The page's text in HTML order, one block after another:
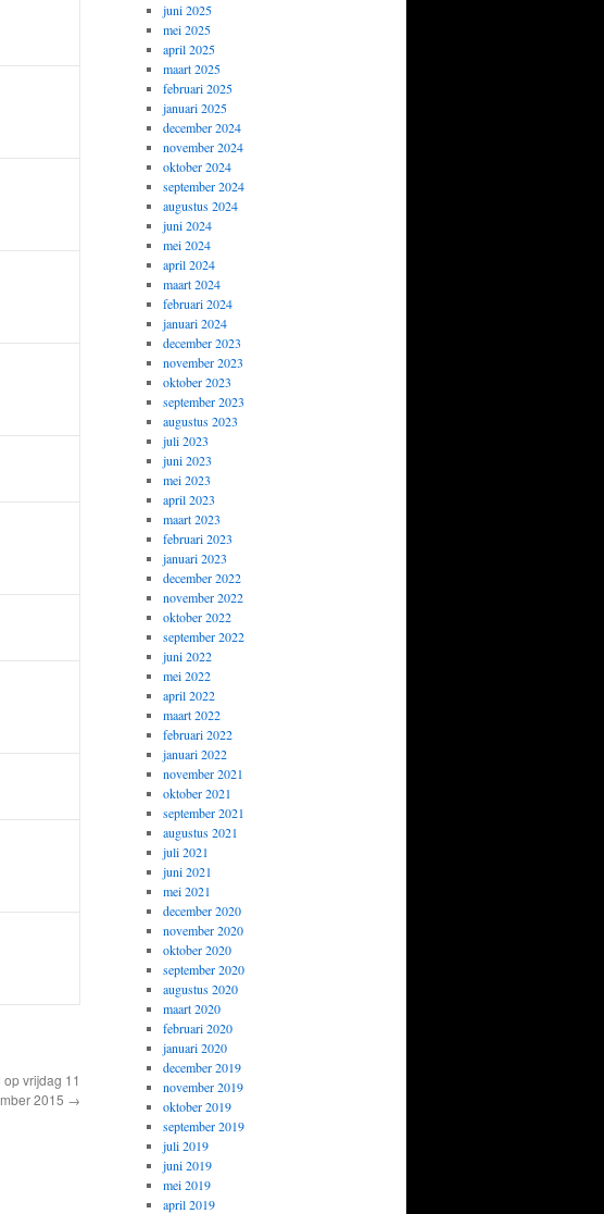
vrijdag 11
2015 →
juni 2025
mei 2025
april 2025
maart 2025
februari 2025
januari 2025
december 2024
november 2024
oktober 2024
september 2024
augustus 2024
juni 2024
mei 2024
april 2024
maart 2024
februari 2024
januari 2024
december 2023
november 2023
oktober 2023
september 2023
augustus 2023
juli 2023
juni 2023
mei 2023
april 2023
maart 2023
februari 2023
januari 2023
december 2022
november 2022
oktober 2022
september 2022
juni 2022
mei 2022
april 2022
maart 2022
februari 2022
januari 2022
november 2021
oktober 2021
september 2021
augustus 2021
juli 2021
juni 2021
mei 2021
december 2020
november 2020
oktober 2020
september 2020
augustus 2020
maart 2020
februari 2020
januari 2020
december 2019
november 2019
oktober 2019
september 2019
juli 2019
juni 2019
mei 2019
april 2019